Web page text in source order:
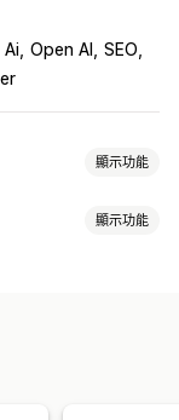
Open AI
SEO
顯示功能
顯示功能